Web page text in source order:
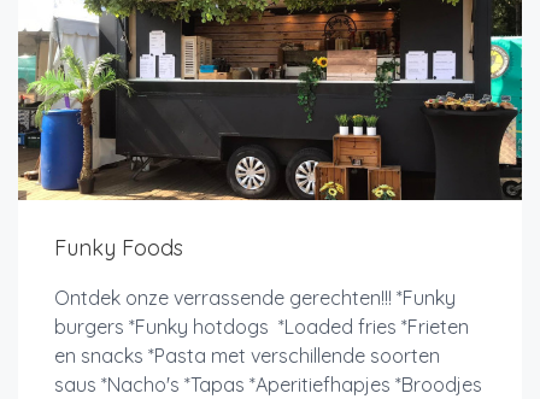
Funky Foods
Ontdek onze verrassende gerechten!!! *Funky
burgers *Funky hotdogs *Loaded fries *Frieten
en snacks *Pasta met verschillende soorten
saus *Nacho's *Tapas *Aperitiefhapjes *Broodjes